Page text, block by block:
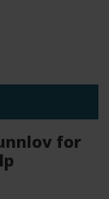
for